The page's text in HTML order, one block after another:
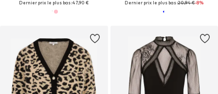
Dernier prix le plus bas :47,90 € Dernier prix le plus bas :20,94 €-8%